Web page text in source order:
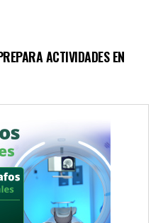
ACTIVIDADES EN